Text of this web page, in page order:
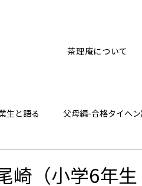
茶理庵について
生と語る 父母編-合格タイヘ
のひとり言
崎（小学6年